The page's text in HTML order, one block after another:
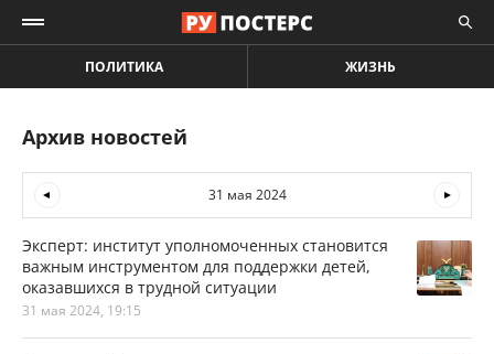
ПОЛИТИКА ЖИЗНЬ
Архив новостей
31 мая 2024
Эксперт: институт уполномоченных становится
важным инструментом для поддержки детей,
оказавшихся в трудной ситуации
31 мая 2024, 19:15